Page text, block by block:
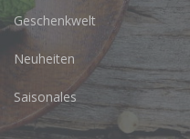
Geschenkwelt
Neuheiten
Saisonales